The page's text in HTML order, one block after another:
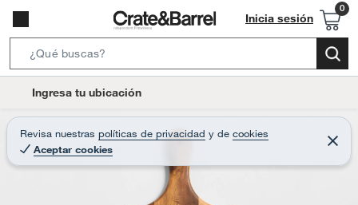
Inicia sesión
e
r
c
B
a
t
Ingresa tu ubicación
Revisa nuestras políticas de privacidad y de cookies
Aceptar cookies
C
e
r